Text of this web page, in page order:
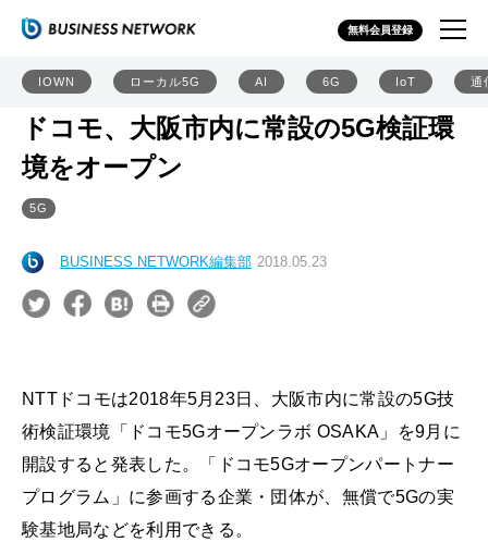
無料会員登録
IOWN ローカル5G AI 6G IoT 通
ドコモ、大阪市内に常設の5G検証環
境をオープン
5G
BUSINESS NETWORK編集部 2018.05.23
NTTドコモは2018年5月23日、大阪市内に常設の5G技
術検証環境「ドコモ5Gオープンラボ OSAKA」を9月に
開設すると発表した。「ドコモ5Gオープンパートナー
プログラム」に参画する企業・団体が、無償で5Gの実
験基地局などを利用できる。